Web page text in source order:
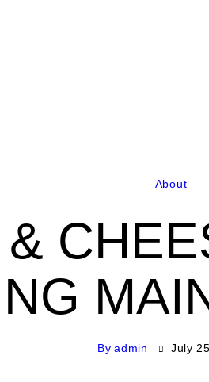
About
By admin July